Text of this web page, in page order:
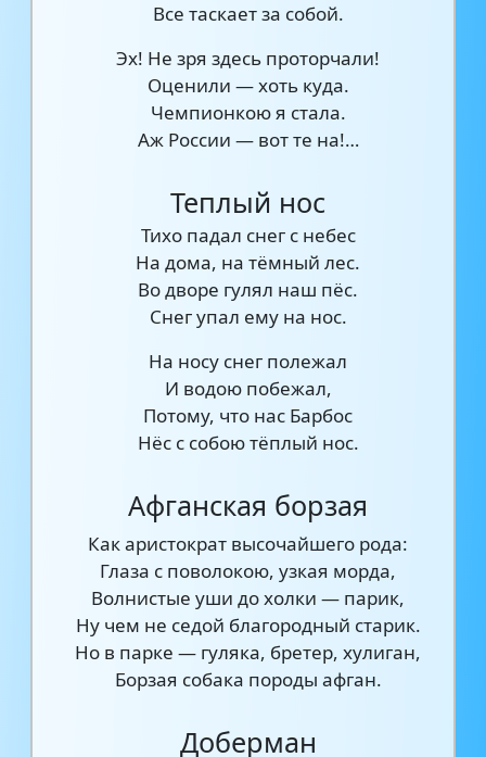
Все таскает за собой.
Эх! Не зря здесь проторчали!
Оценили — хоть куда.
Чемпионкою я стала.
Аж России — вот те на!…
Теплый нос
Тихо падал снег с небес
На дома, на тёмный лес.
Во дворе гулял наш пёс.
Снег упал ему на нос.
На носу снег полежал
И водою побежал,
Потому, что нас Барбос
Нёс с собою тёплый нос.
Афганская борзая
Как аристократ высочайшего рода:
Глаза с поволокою, узкая морда,
Волнистые уши до холки — парик,
Ну чем не седой благородный старик.
Но в парке — гуляка, бретер, хулиган,
Борзая собака породы афган.
Доберман